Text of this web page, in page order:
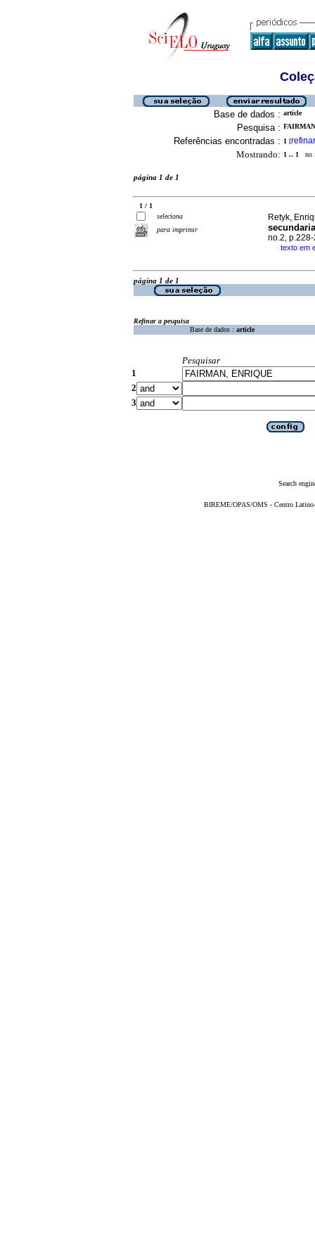
Base de dados : article
Pesquisa :
Referências encontradas : 1 [refinar
Mostrando: 1 .. 1 no
página 1 de 1
1 / 1
seleciona
para imprimir
Retyk,
no.2,
· texto em
página 1 de 1
Refinar a pesquisa
Base de dados : article
Pesquisar
1
2
3
Search
BIREME/OPAS/OMS - Centro Latino-